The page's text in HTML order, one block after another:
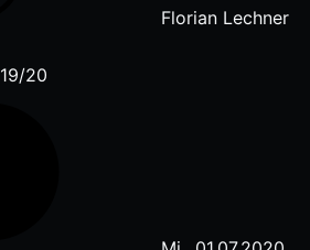
Florian Lechner